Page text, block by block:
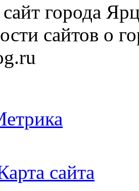
города
сайтов о
сайта